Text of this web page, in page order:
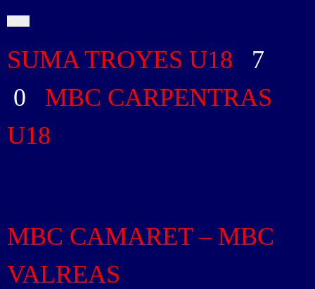
SUMA TROYES U18 7
0
MBC CARPENTRAS
U18
MBC CAMARET – MBC
VALREAS